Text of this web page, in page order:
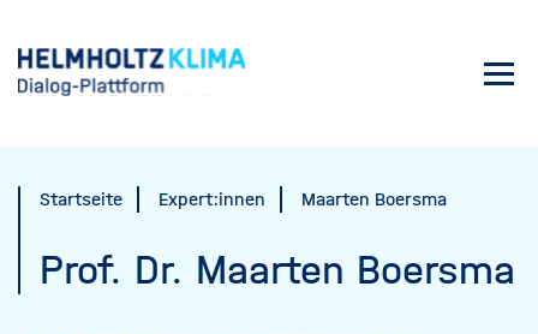
zum
Inhalt
Startseite Expert:innen Maarten Boersma
Prof. Dr. Maarten Boersma